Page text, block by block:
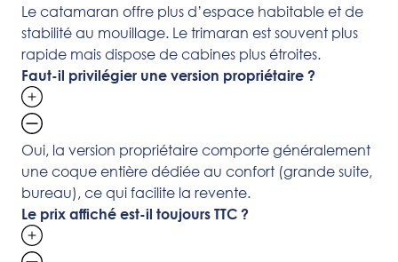
Le catamaran offre plus d’espace habitable et de
stabilité au mouillage. Le trimaran est souvent plus
rapide mais dispose de cabines plus étroites.
Faut-il privilégier une version propriétaire ?
Oui, la version propriétaire comporte généralement
une coque entière dédiée au confort (grande suite,
bureau), ce qui facilite la revente.
Le prix affiché est-il toujours TTC ?